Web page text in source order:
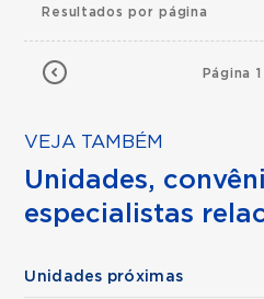
Página
Resultados por página
VEJA TAMBÉM
Unidades,
especialistas
Unidades próximas